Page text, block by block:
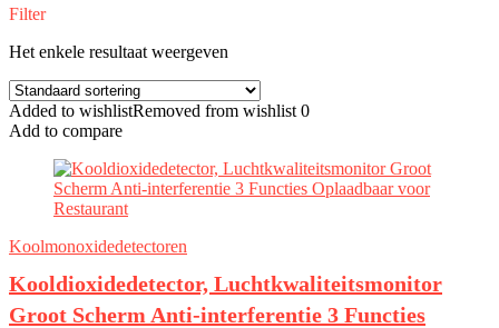
Filter
Het enkele resultaat weergeven
Added to wishlistRemoved from wishlist 0
Add to compare
Koolmonoxidedetectoren
Kooldioxidedetector, Luchtkwaliteitsmonitor
Groot Scherm Anti-interferentie 3 Functies